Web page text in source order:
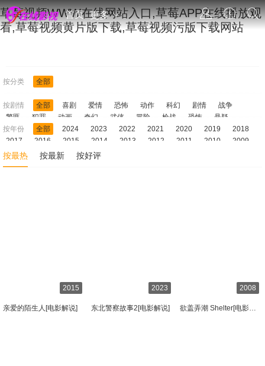
草莓视频WWW在线网站入口,草莓APP在线播放观
看,草莓视频黄片版下载,草莓视频污版下载网站
首页 更多
按分类 全部
按剧情 全部 喜剧 爱情 恐怖 动作 科幻 剧情
战争
警匪
犯罪 动画 奇幻 武侠 冒险 枪战 恐怖
悬疑
惊悚
经典 青春 文艺 微电影 古装 历史 运动
农村
儿童
网络电影
按年份 全部 2024 2023 2022 2021 2020 2019
2018
2017
2016 2015 2014 2013 2012 2011 2010
2009
2008
2007 2006 2005
按最热 按最新 按好评
2015
亲爱的陌生人[电影解说]
2023
东北警察故事2[电影解说]
2008
欲盖弄潮 Shelter[电影解说]